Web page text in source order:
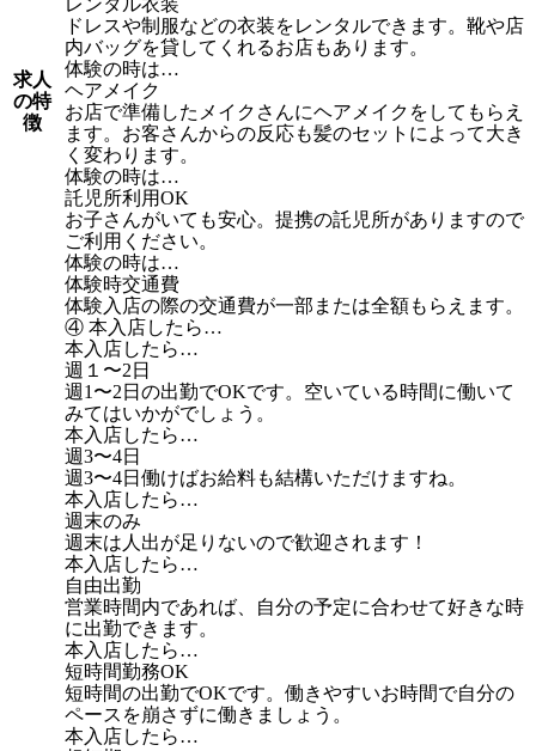
求人
の特
徴
レンタル衣装
ドレスや制服などの衣装をレンタルできます。靴や店
内バッグを貸してくれるお店もあります。
体験の時は…
ヘアメイク
お店で準備したメイクさんにヘアメイクをしてもらえ
ます。お客さんからの反応も髪のセットによって大き
く変わります。
体験の時は…
託児所利用OK
お子さんがいても安心。提携の託児所がありますので
ご利用ください。
体験の時は…
体験時交通費
体験入店の際の交通費が一部または全額もらえます。
④ 本入店したら…
本入店したら…
週１〜2日
週1〜2日の出勤でOKです。空いている時間に働いて
みてはいかがでしょう。
本入店したら…
週3〜4日
週3〜4日働けばお給料も結構いただけますね。
本入店したら…
週末のみ
週末は人出が足りないので歓迎されます！
本入店したら…
自由出勤
営業時間内であれば、自分の予定に合わせて好きな時
に出勤できます。
本入店したら…
短時間勤務OK
短時間の出勤でOKです。働きやすいお時間で自分の
ペースを崩さずに働きましょう。
本入店したら…